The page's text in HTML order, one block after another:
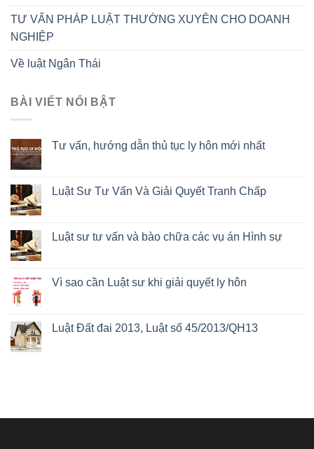
TƯ VẤN PHÁP LUẬT THƯỜNG XUYÊN CHO DOANH
NGHIỆP
Về luật Ngân Thái
BÀI VIẾT NỔI BẬT
Tư vấn, hướng dẫn thủ tục ly hôn mới nhất
Luật Sư Tư Vấn Và Giải Quyết Tranh Chấp
Luật sư tư vấn và bào chữa các vụ án Hình sự
Vì sao cần Luật sư khi giải quyết ly hôn
Luật Đất đai 2013, Luật số 45/2013/QH13